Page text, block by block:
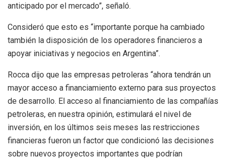
anticipado por el mercado”, señaló.
Consideró que esto es “importante porque ha cambiado
también la disposición de los operadores financieros a
apoyar iniciativas y negocios en Argentina”.
Rocca dijo que las empresas petroleras “ahora tendrán un
mayor acceso a financiamiento externo para sus proyectos
de desarrollo. El acceso al financiamiento de las compañías
petroleras, en nuestra opinión, estimulará el nivel de
inversión, en los últimos seis meses las restricciones
financieras fueron un factor que condicionó las decisiones
sobre nuevos proyectos importantes que podrían